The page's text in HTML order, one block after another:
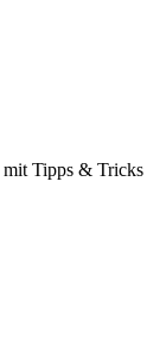
mit Tipps & Tricks